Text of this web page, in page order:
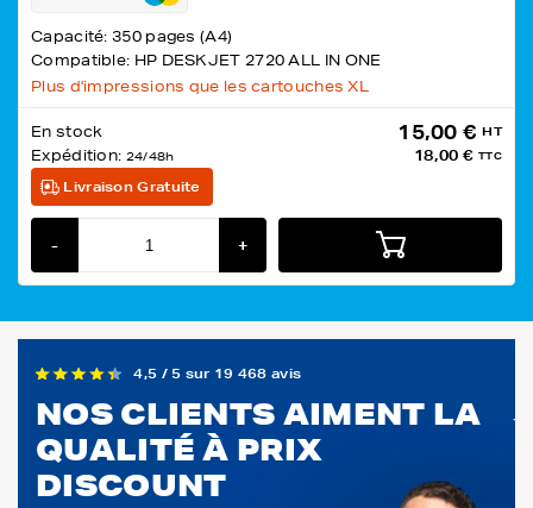
Capacité: 350 pages (A4)
Compatible: HP DESKJET 2720 ALL IN ONE
Plus d'impressions que les cartouches XL
En stock
Expédition: 24/48h
15,00 € HT
18,00 € TTC
Livraison Gratuite
- +
4,5 / 5 sur 19 468 avis
NOS CLIENTS AIMENT LA
QUALITÉ À PRIX
DISCOUNT